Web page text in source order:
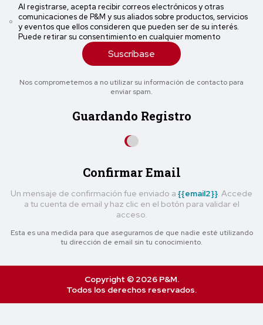
Al registrarse, acepta recibir correos electrónicos y otras
comunicaciones de P&M y sus aliados sobre productos, servicios
y eventos que ellos consideren que pueden ser de su interés.
Puede retirar su consentimiento en cualquier momento
Suscríbase
Nos comprometemos a no utilizar su información de contacto para
enviar spam.
Guardando Registro
Confirmar Email
Un mensaje de confirmación fue enviado a {{email2}} . Accede
a tu cuenta de email y haz clic en el botón para validar el
acceso.
Esta es una medida para que asegurarnos de que nadie esté utilizando
tu dirección de email sin tu conocimiento.
Copyright © 2026 P&M.
Todos los derechos reservados.